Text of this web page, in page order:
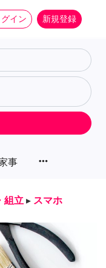
グイン 新規登録
事 more_horiz
組立 ▸ スマホ